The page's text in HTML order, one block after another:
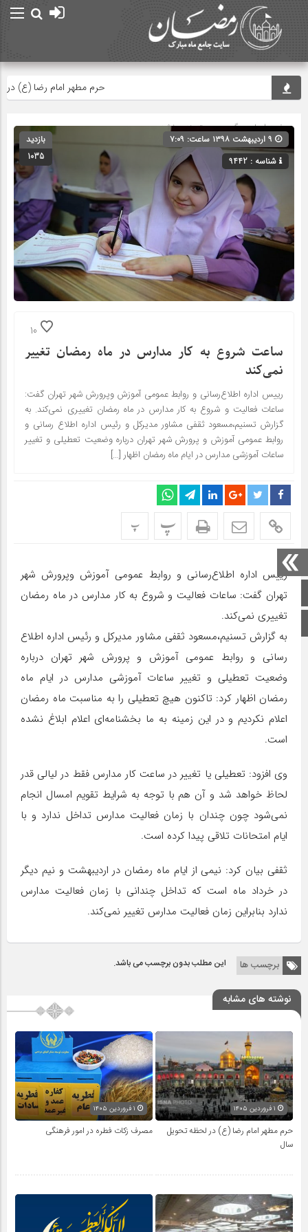
صفحه اصلی
اینستاگرام
حرم مطهر امام رضا (ع) در لحظه
صفحه اصلی» گروه » دسته‌بندی نشده
شناسه : 9442
بازدید
1035
10
ساعت شروع به کار مدارس در ماه رمضان تغییر
نمی‌کند
رییس اداره اطلاع‌رسانی و روابط عمومی آموزش و‌پرورش شهر تهران گفت:
ساعات فعالیت و شروع به کار مدارس در ماه رمضان تغییری نمی‌کند. به
گزارش تسنیم،مسعود ثقفی مشاور مدیرکل و رئیس اداره اطلاع رسانی و
روابط عمومی آموزش و پرورش شهر تهران درباره وضعیت تعطیلی و تغییر
ساعات آموزشی مدارس در ایام ماه رمضان اظهار […]
پ پ
رییس اداره اطلاع‌رسانی و روابط عمومی آموزش و‌پرورش شهر
تهران گفت: ساعات فعالیت و شروع به کار مدارس در ماه رمضان
تغییری نمی‌کند.
به گزارش تسنیم،مسعود ثقفی مشاور مدیرکل و رئیس اداره اطلاع
رسانی و روابط عمومی آموزش و پرورش شهر تهران درباره
وضعیت تعطیلی و تغییر ساعات آموزشی مدارس در ایام ماه
رمضان اظهار کرد: تاکنون هیچ تعطیلی را به مناسبت ماه رمضان
اعلام نکردیم و در این زمینه به ما بخشنامه‌ای اعلام ابلاغ نشده
است.
وی افزود: تعطیلی یا تغییر در ساعت کار مدارس فقط در لیالی قدر
لحاظ خواهد شد و آن هم با توجه به شرایط تقویم امسال انجام
نمی‌شود چون چندان با زمان فعالیت مدارس تداخل ندارد و با
ایام امتحانات تلاقی پیدا کرده است.
ثقفی بیان کرد: نیمی از ایام ماه رمضان در اردیبهشت و نیم دیگر
در خرداد ماه است که تداخل چندانی با زمان فعالیت مدارس
ندارد بنابراین زمان فعالیت مدارس تغییر نمی‌کند.
برچسب ها این مطلب بدون برچسب می باشد.
نوشته های مشابه
حرم مطهر امام رضا (ع) در لحظه تحویل
سال
مصرف زکات فطره در امور فرهنگی